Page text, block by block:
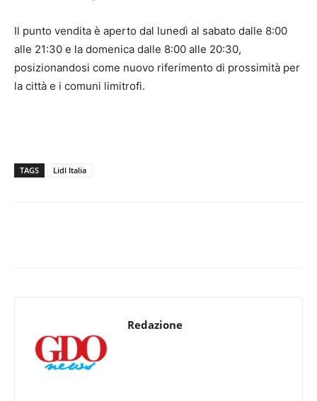
Il punto vendita è aperto dal lunedì al sabato dalle 8:00
alle 21:30 e la domenica dalle 8:00 alle 20:30,
posizionandosi come nuovo riferimento di prossimità per
la città e i comuni limitrofi.
TAGS Lidl Italia
Redazione